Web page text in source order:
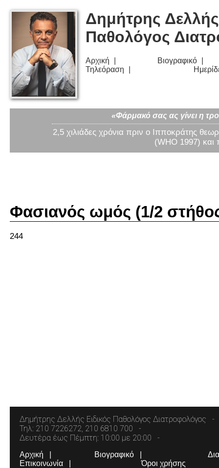
Δημήτρης
Παθολόγος
Αρχική
Βιογραφικό
Τηλεόραση
«Φάρμακό σας ας γίνει η
2,5 χιλιάδες χρόνια πριν ο Ιπποκράτης
(WHO 1997) και
Φασιανός ωμός (1/2
244
Δημήτρης Δελλής Ειδικός Παθολόγος Διατροφολόγος
Τηλ: 210 7226272, 210 6810 700
Δευτέρα έως Πέμπτη: 10:00 με 20:00
Αρχική Βιογραφικό
Επικοινωνία
Όροι χρήσης